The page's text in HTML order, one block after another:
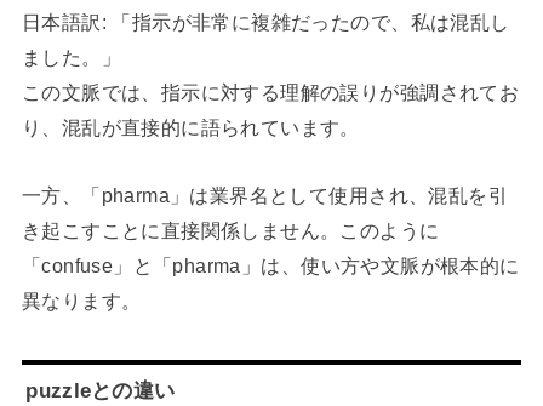
日本語訳: 「指示が非常に複雑だったので、私は混乱し
ました。」
この文脈では、指示に対する理解の誤りが強調されてお
り、混乱が直接的に語られています。
一方、「pharma」は業界名として使用され、混乱を引
き起こすことに直接関係しません。このように
「confuse」と「pharma」は、使い方や文脈が根本的に
異なります。
puzzleとの違い